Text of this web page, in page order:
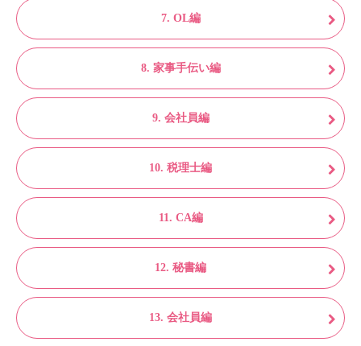
7. OL編
8. 家事手伝い編
9. 会社員編
10. 税理士編
11. CA編
12. 秘書編
13. 会社員編